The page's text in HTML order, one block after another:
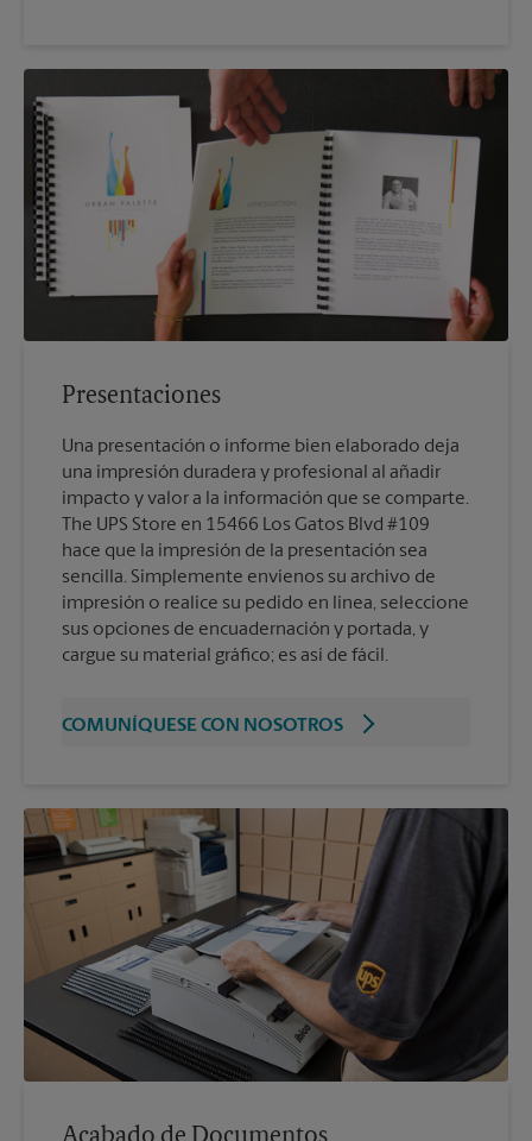
Presentaciones
Una presentación o informe bien elaborado deja
una impresión duradera y profesional al añadir
impacto y valor a la información que se comparte.
The UPS Store en 15466 Los Gatos Blvd #109
hace que la impresión de la presentación sea
sencilla. Simplemente envíenos su archivo de
impresión o realice su pedido en línea, seleccione
sus opciones de encuadernación y portada, y
cargue su material gráfico; es así de fácil.
COMUNÍQUESE CON NOSOTROS